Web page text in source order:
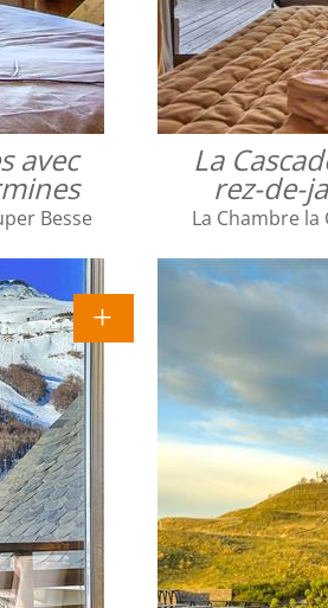
avec
Besse
La
rez-de-
La Chambre la